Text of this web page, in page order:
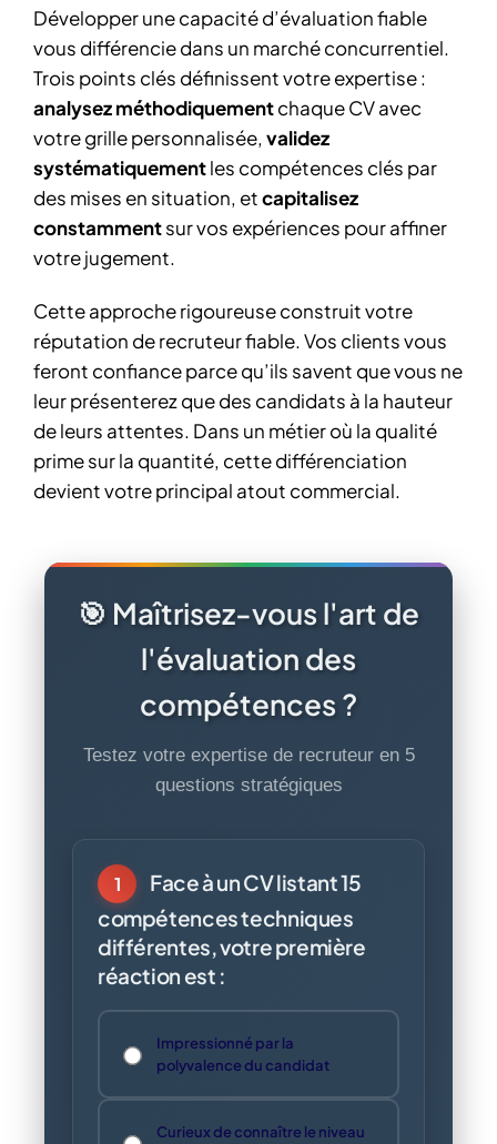
Développer une capacité d’évaluation fiable
vous différencie dans un marché concurrentiel.
Trois points clés définissent votre expertise :
analysez méthodiquementchaque CV avec
votre grille personnalisée, validez
systématiquementles compétences clés par
des mises en situation, etcapitalisez
constammentsur vos expériences pour affiner
votre jugement.
Cette approche rigoureuse construit votre
réputation de recruteur fiable. Vos clients vous
feront confiance parce qu’ils savent que vous ne
leur présenterez que des candidats à la hauteur
de leurs attentes. Dans un métier où la qualité
prime sur la quantité, cette différenciation
devient votre principal atout commercial.
🎯 Maîtrisez-vous l'art de
l'évaluation des
compétences ?
Testez votre expertise de recruteur en 5
questions stratégiques
1
Face à un CV listant 15
compétences techniques
différentes, votre première
réaction est :
Impressionné par la
polyvalence du candidat
Curieux de connaître le niveau